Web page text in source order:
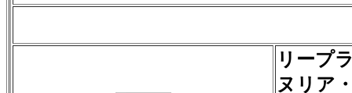
リープ
ヌリア